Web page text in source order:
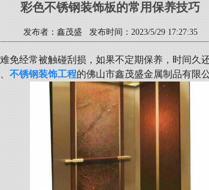
彩色不锈钢装饰板的常用保养技巧
发布者：鑫茂盛 发布时间：2023/5/29 17:27:35
免经常被触碰刮损，如果不定期保养，时间
、 不锈钢装饰工程的佛山市鑫茂盛金属制品有限